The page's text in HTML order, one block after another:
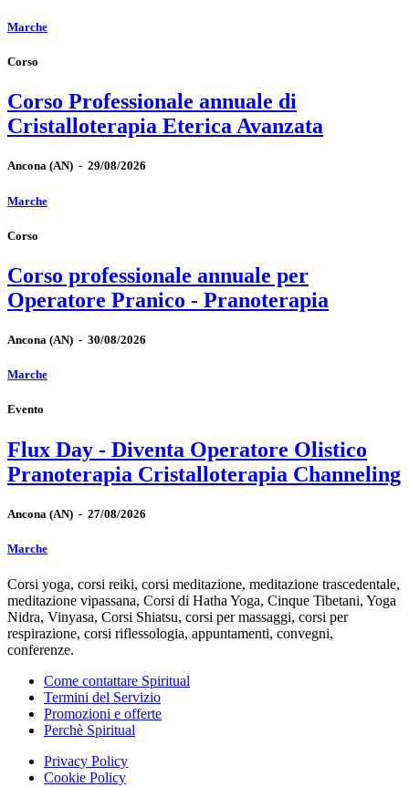
Marche
Corso
Corso Professionale annuale di
Cristalloterapia Eterica Avanzata
Ancona (AN) - 29/08/2026
Marche
Corso
Corso professionale annuale per
Operatore Pranico - Pranoterapia
Ancona (AN) - 30/08/2026
Marche
Evento
Flux Day - Diventa Operatore Olistico
Pranoterapia Cristalloterapia Channeling
Ancona (AN) - 27/08/2026
Marche
Corsi yoga, corsi reiki, corsi meditazione, meditazione trascedentale,
meditazione vipassana, Corsi di Hatha Yoga, Cinque Tibetani, Yoga
Nidra, Vinyasa, Corsi Shiatsu, corsi per massaggi, corsi per
respirazione, corsi riflessologia, appuntamenti, convegni,
conferenze.
Come contattare Spiritual
Termini del Servizio
Promozioni e offerte
Perchè Spiritual
Privacy Policy
Cookie Policy